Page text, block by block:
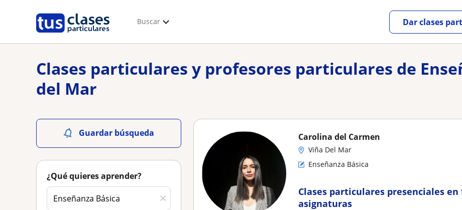
Buscar Dar clases
Clases particulares y profesores particulares de
del Mar
Guardar búsqueda
¿Qué quieres aprender?
Carolina del Carmen
Viña Del Mar
Enseñanza Básica
Clases particulares presenciales en
asignaturas